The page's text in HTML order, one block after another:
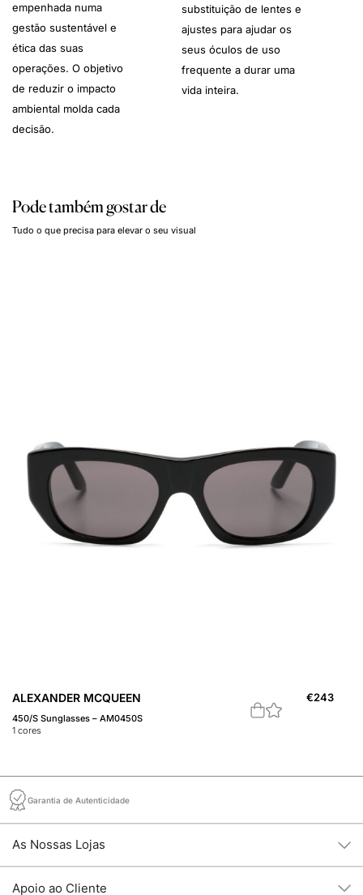
empenhada numa
gestão sustentável e
ética das suas
operações. O objetivo
de reduzir o impacto
ambiental molda cada
decisão.
substituição de lentes e
ajustes para ajudar os
seus óculos de uso
frequente a durar uma
vida inteira.
Pode também gostar de
Tudo o que precisa para elevar o seu visual
ALEXANDER MCQUEEN
450/S Sunglasses – AM0450S
1 cores
€243
Garantia de Autenticidade
As Nossas Lojas
Apoio ao Cliente